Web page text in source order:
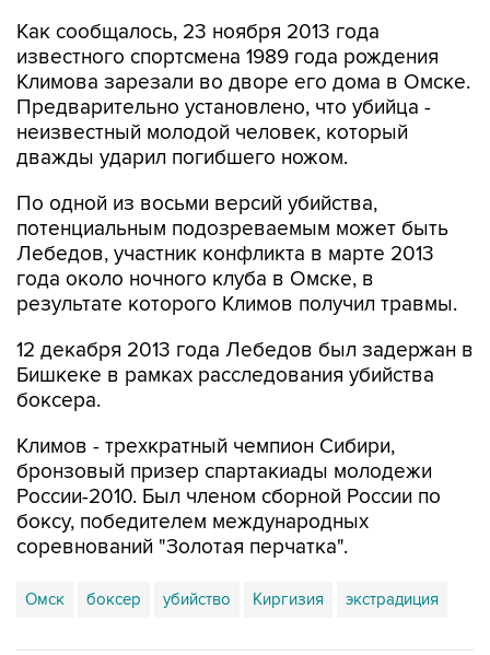
Как сообщалось, 23 ноября 2013 года
известного спортсмена 1989 года рождения
Климова зарезали во дворе его дома в Омске.
Предварительно установлено, что убийца -
неизвестный молодой человек, который
дважды ударил погибшего ножом.
По одной из восьми версий убийства,
потенциальным подозреваемым может быть
Лебедов, участник конфликта в марте 2013
года около ночного клуба в Омске, в
результате которого Климов получил травмы.
12 декабря 2013 года Лебедов был задержан в
Бишкеке в рамках расследования убийства
боксера.
Климов - трехкратный чемпион Сибири,
бронзовый призер спартакиады молодежи
России-2010. Был членом сборной России по
боксу, победителем международных
соревнований "Золотая перчатка".
Омск боксер убийство Киргизия экстрадиция